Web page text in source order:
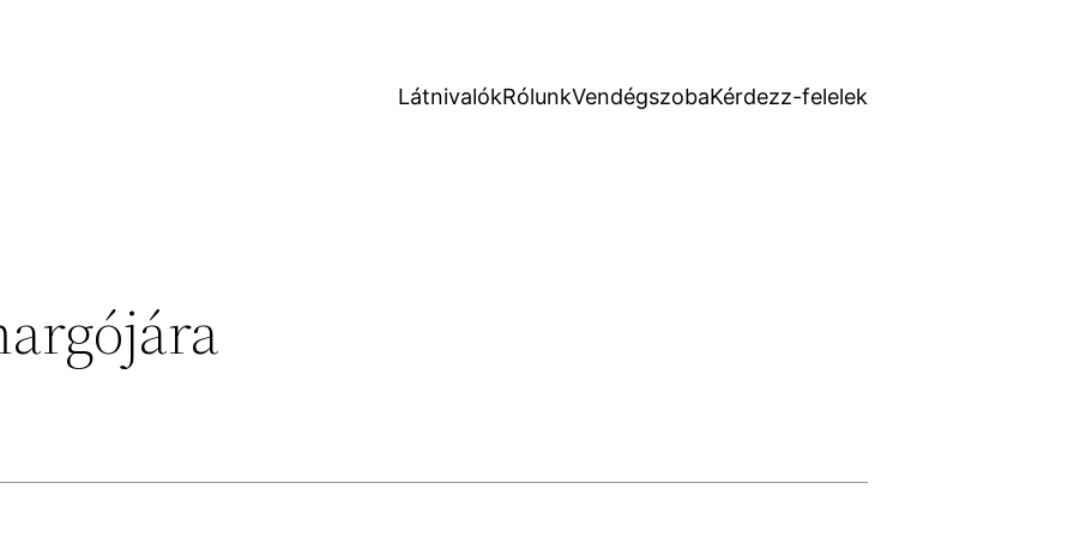
LátnivalókRólunkVendégszobaKérdezz-felelek